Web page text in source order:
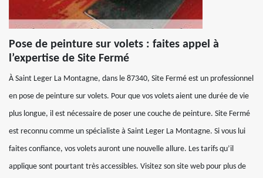
Pose de peinture sur volets : faites appel à
l’expertise de Site Fermé
À Saint Leger La Montagne, dans le 87340, Site Fermé est un professionnel
en pose de peinture sur volets. Pour que vos volets aient une durée de vie
plus longue, il est nécessaire de poser une couche de peinture. Site Fermé
est reconnu comme un spécialiste à Saint Leger La Montagne. Si vous lui
faites confiance, vos volets auront une nouvelle allure. Les tarifs qu’il
applique sont pourtant très accessibles. Visitez son site web pour plus de